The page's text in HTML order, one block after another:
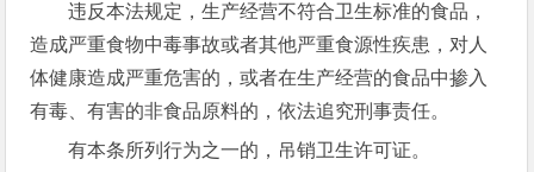
违反本法规定，生产经营不符合卫生标准的食品，
造成严重食物中毒事故或者其他严重食源性疾患，对人
体健康造成严重危害的，或者在生产经营的食品中掺入
有毒、有害的非食品原料的，依法追究刑事责任。
有本条所列行为之一的，吊销卫生许可证。